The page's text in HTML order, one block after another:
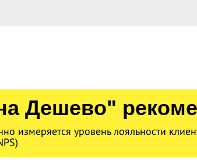
Дешево"
измеряется уровень лояльности